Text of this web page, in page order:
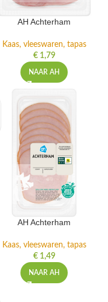
AH Achterham
Kaas, vleeswaren, tapas
€1,79
NAAR AH
AH Achterham
Kaas, vleeswaren, tapas
€1,49
NAAR AH